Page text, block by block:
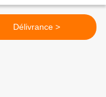
Délivrance >